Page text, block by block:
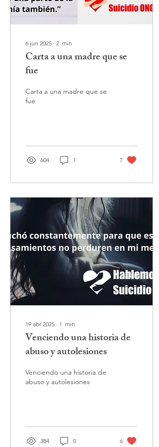
6 jun 2025 ∙ 2 min
Carta a una madre que se
fue
Carta a una madre que se
fue
604 1 7
19 abr 2025 ∙ 1 min
Venciendo una historia de
abuso y autolesiones
Venciendo una historia de
abuso y autolesiones
384 0 6